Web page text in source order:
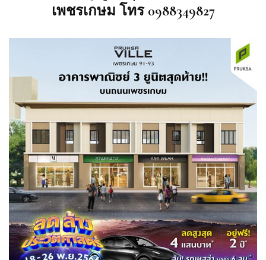
เพชรเกษม โทร 0988349827